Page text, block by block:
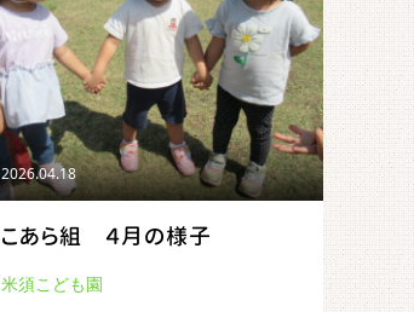
2026.04.18
こあら組 ４月の様子
米須こども園